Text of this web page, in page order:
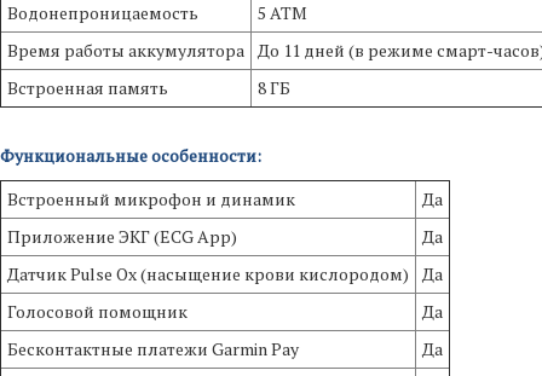
Водонепроницаемость
5 ATM
Время работы аккумулятора До 11 дней (в режиме смарт-
Встроенная память
8 ГБ
Функциональные особенности:
Встроенный микрофон и динамик
Да
Приложение ЭКГ (ECG App)
Да
Датчик Pulse Ox (насыщение крови кислородом)
Да
Голосовой помощник
Да
Бесконтактные платежи Garmin Pay
Да